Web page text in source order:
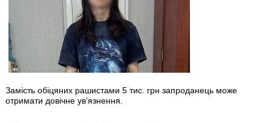
Замість обіцяних рашистами 5 тис. грн запроданець може
отримати довічне ув’язнення.